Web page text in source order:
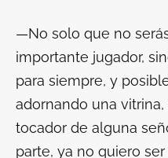
—No solo que no
importante jugador,
para siempre, y
adornando una
tocador de alguna
parte, ya no quiero